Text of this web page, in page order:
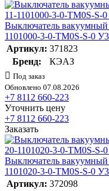
Выключатель
1101000-3-0-TM0S-S-0
Артикул: 371823
Бренд:
КЭАЗ
Под заказ
Обновлено 07.08.2026
+7 8112 660-223
Уточнить цену
+7 8112 660-223
Заказать
Выключатель
1101020-3-0-TM0S-S-0
Артикул: 372098